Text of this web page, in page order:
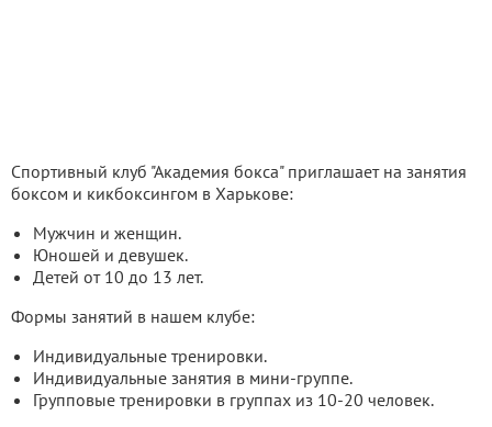
Спортивный клуб "Академия бокса" приглашает на занятия
боксом и кикбоксингом в Харькове:
Мужчин и женщин.
Юношей и девушек.
Детей от 10 до 13 лет.
Формы занятий в нашем клубе:
Индивидуальные тренировки.
Индивидуальные занятия в мини-группе.
Групповые тренировки в группах из 10-20 человек.